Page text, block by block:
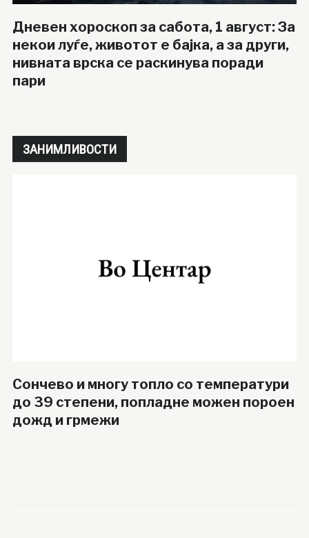
Дневен хороскоп за сабота, 1 август: За
некои луѓе, животот е бајка, а за други,
нивната врска се раскинува поради
пари
ЗАНИМЛИВОСТИ
Сончево и многу топло со температури
до 39 степени, попладне можен пороен
дожд и грмежи